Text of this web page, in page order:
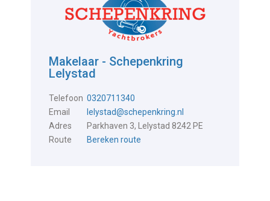
Makelaar - Schepenkring
Lelystad
Telefoon 0320711340
Email
lelystad@schepenkring.nl
Adres
Parkhaven 3, Lelystad 8242 PE
Route
Bereken route